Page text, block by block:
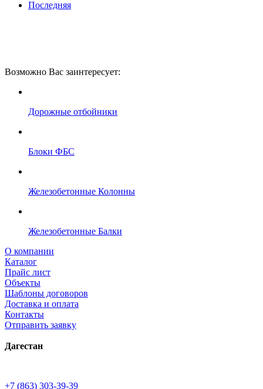
Последняя
Возможно Вас заинтересует:
Дорожные отбойники
Блоки ФБС
Железобетонные Колонны
Железобетонные Балки
О компании
Каталог
Прайс лист
Объекты
Шаблоны договоров
Доставка и оплата
Контакты
Отправить заявку
Дагестан
+7 (863) 303-39-39